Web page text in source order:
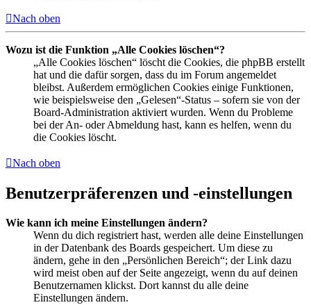
Nach oben
Wozu ist die Funktion „Alle Cookies löschen“?
„Alle Cookies löschen“ löscht die Cookies, die phpBB erstellt
hat und die dafür sorgen, dass du im Forum angemeldet
bleibst. Außerdem ermöglichen Cookies einige Funktionen,
wie beispielsweise den „Gelesen“-Status – sofern sie von der
Board-Administration aktiviert wurden. Wenn du Probleme
bei der An- oder Abmeldung hast, kann es helfen, wenn du
die Cookies löscht.
Nach oben
Benutzerpräferenzen und -einstellungen
Wie kann ich meine Einstellungen ändern?
Wenn du dich registriert hast, werden alle deine Einstellungen
in der Datenbank des Boards gespeichert. Um diese zu
ändern, gehe in den „Persönlichen Bereich“; der Link dazu
wird meist oben auf der Seite angezeigt, wenn du auf deinen
Benutzernamen klickst. Dort kannst du alle deine
Einstellungen ändern.